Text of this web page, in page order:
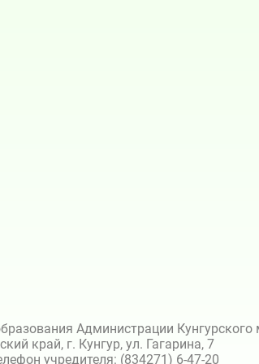
Администрации
край, г. Кунгур, ул. Гагарина, 7
учредителя: (834271) 6-47-20